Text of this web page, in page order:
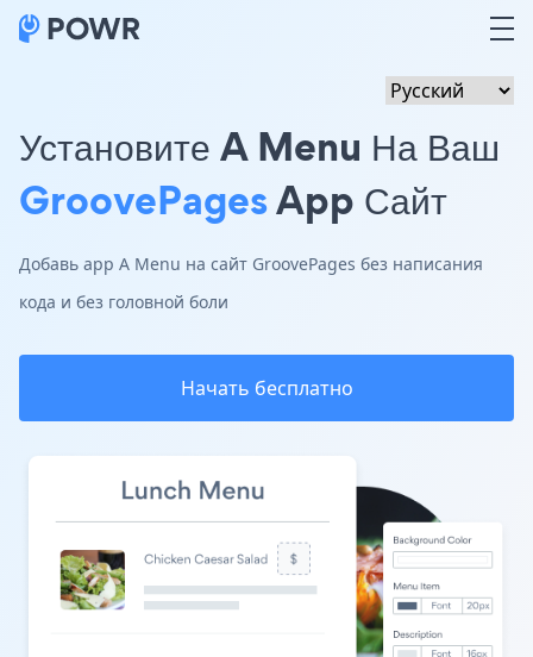
Установите A Menu На Ваш
GroovePagesApp Сайт
Добавь app A Menu на сайт GroovePages без написания
кода и без головной боли
Начать бесплатно